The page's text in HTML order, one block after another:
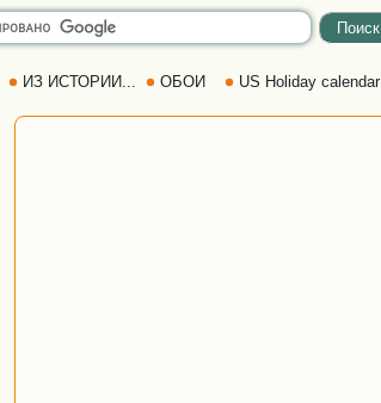
ИЗ ИСТОРИИ... ОБОИ US Holiday calendar